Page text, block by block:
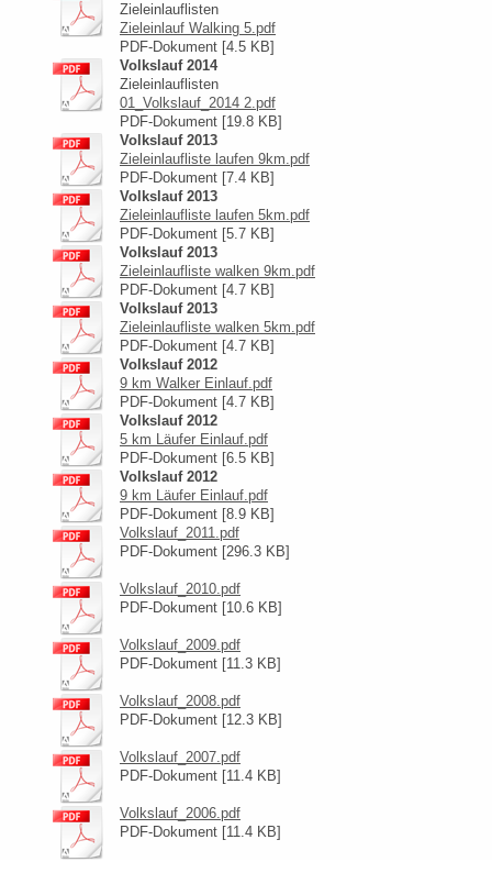
Zieleinlauflisten
Zieleinlauf Walking 5.pdf
PDF-Dokument [4.5 KB]
Volkslauf 2014
Zieleinlauflisten
01_Volkslauf_2014 2.pdf
PDF-Dokument [19.8 KB]
Volkslauf 2013
Zieleinlaufliste laufen 9km.pdf
PDF-Dokument [7.4 KB]
Volkslauf 2013
Zieleinlaufliste laufen 5km.pdf
PDF-Dokument [5.7 KB]
Volkslauf 2013
Zieleinlaufliste walken 9km.pdf
PDF-Dokument [4.7 KB]
Volkslauf 2013
Zieleinlaufliste walken 5km.pdf
PDF-Dokument [4.7 KB]
Volkslauf 2012
9 km Walker Einlauf.pdf
PDF-Dokument [4.7 KB]
Volkslauf 2012
5 km Läufer Einlauf.pdf
PDF-Dokument [6.5 KB]
Volkslauf 2012
9 km Läufer Einlauf.pdf
PDF-Dokument [8.9 KB]
Volkslauf_2011.pdf
PDF-Dokument [296.3 KB]
Volkslauf_2010.pdf
PDF-Dokument [10.6 KB]
Volkslauf_2009.pdf
PDF-Dokument [11.3 KB]
Volkslauf_2008.pdf
PDF-Dokument [12.3 KB]
Volkslauf_2007.pdf
PDF-Dokument [11.4 KB]
Volkslauf_2006.pdf
PDF-Dokument [11.4 KB]